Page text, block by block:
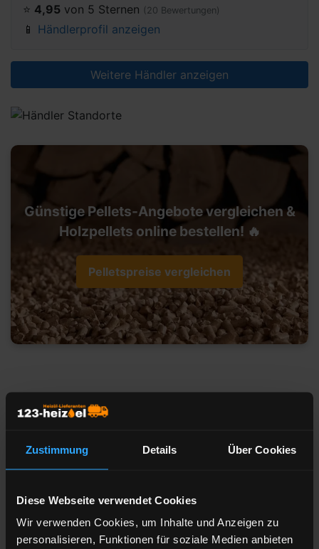
Zustimmung Details Über Cookies
Diese Webseite verwendet Cookies
Wir verwenden Cookies, um Inhalte und Anzeigen zu
personalisieren, Funktionen für soziale Medien anbieten
⭐️ 4,95 von 5 Sternen (20 Bewertungen)
📱 Händlerprofil anzeigen
Weitere Händler anzeigen
Günstige Pellets-Angebote vergleichen &
Holzpellets online bestellen! 🔥
Pelletspreise vergleichen
Heizöl-Preisangebot für 95326
Liefermenge
Anzahl derLieferstellen
Preis berechnen